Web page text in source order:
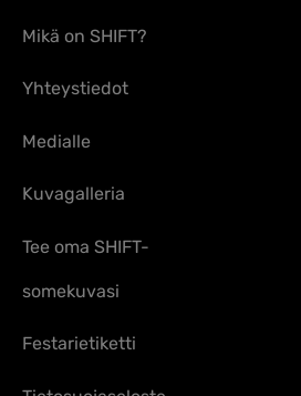
Mikä on SHIFT?
Yhteystiedot
Medialle
Kuvagalleria
Tee oma SHIFT-
somekuvasi
Festarietiketti